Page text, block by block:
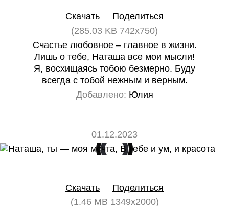
Скачать
Поделиться
(285.03 KB 742x750)
Счастье любовное – главное в жизни.
Лишь о тебе, Наташа все мои мысли!
Я, восхищаясь тобою безмерно. Буду
всегда с тобой нежным и верным.
Добавлено: Юлия
01.12.2023
Скачать
Поделиться
(1.46 MB 1349x2000)